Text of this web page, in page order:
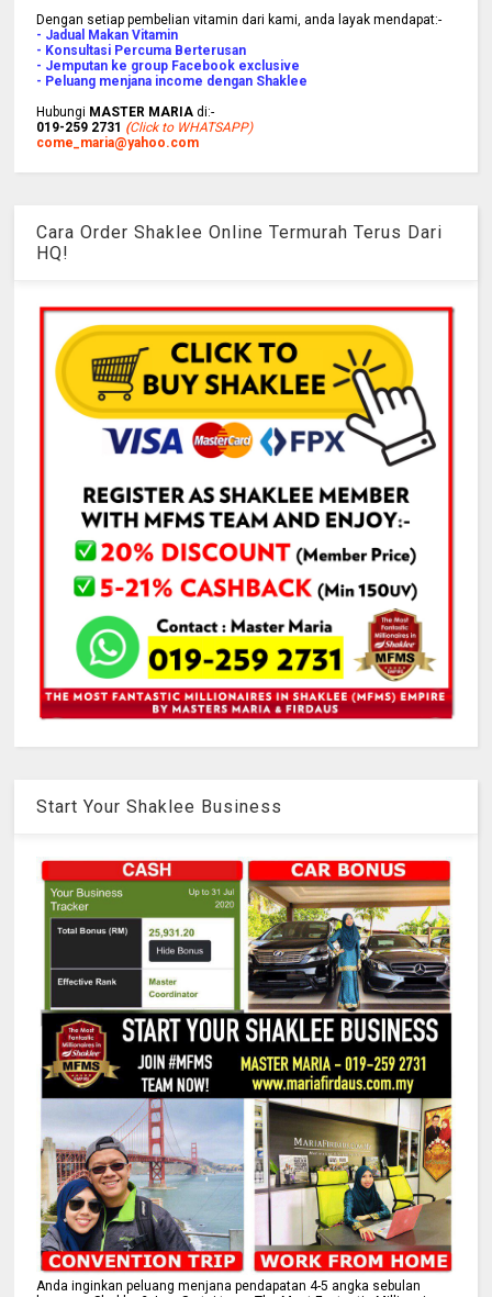
Dengan setiap pembelian vitamin dari kami, anda layak mendapat:-
- Jadual Makan Vitamin
- Konsultasi Percuma Berterusan
- Jemputan ke group Facebook exclusive
- Peluang menjana income dengan Shaklee
Hubungi MASTER MARIA di:-
019-259 2731 (Click to WHATSAPP)
come_maria@yahoo.com
Cara Order Shaklee Online Termurah Terus Dari
HQ!
Start Your Shaklee Business
Anda inginkan peluang menjana pendapatan 4-5 angka sebulan